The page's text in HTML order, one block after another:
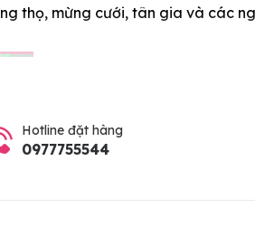
thọ, mừng cưới, tân gia và các
Hotline đặt hàng
0977755544